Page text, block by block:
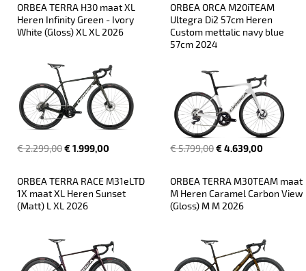
ORBEA TERRA H30 maat XL
Heren Infinity Green - Ivory
White (Gloss) XL XL 2026
€ 2.299,00€ 1.999,00
ORBEA ORCA M20iTEAM
Ultegra Di2 57cm Heren
Custom mettalic navy blue
57cm 2024
€ 5.799,00€ 4.639,00
ORBEA TERRA RACE M31eLTD
1X maat XL Heren Sunset
(Matt) L XL 2026
ORBEA TERRA M30TEAM maat
M Heren Caramel Carbon View
(Gloss) M M 2026